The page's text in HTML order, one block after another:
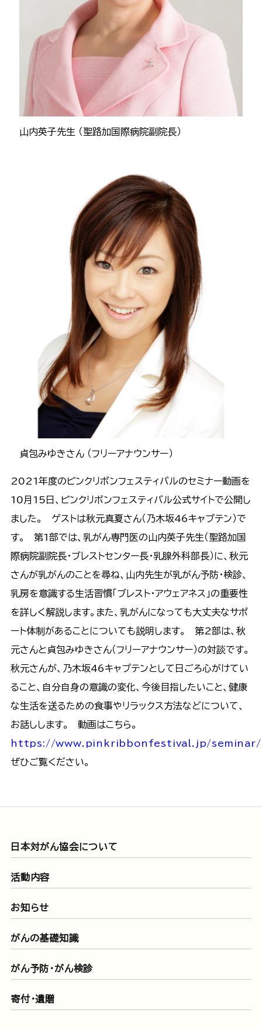
山内英子先生 （聖路加国際病院副院長）
貞包みゆきさん （フリーアナウンサー）
2021年度のピンクリボンフェスティバルのセミナー動画を
10月15日、ピンクリボンフェスティバル公式サイトで公開し
ました。 ゲストは秋元真夏さん（乃木坂46キャプテン）で
す。 第1部では、乳がん専門医の山内英子先生（聖路加国
際病院副院長・ブレストセンター長・乳腺外科部長）に、秋元
さんが乳がんのことを尋ね、山内先生が乳がん予防・検診、
乳房を意識する生活習慣「ブレスト・アウェアネス」の重要性
を詳しく解説します。また、乳がんになっても大丈夫なサポ
ート体制があることについても説明します。 第2部は、秋
元さんと貞包みゆきさん（フリーアナウンサー）の対談です。
秋元さんが、乃木坂46キャプテンとして日ごろ心がけてい
ること、自分自身の意識の変化、今後目指したいこと、健康
な生活を送るための食事やリラックス方法などについて、
お話しします。 動画はこちら。
https://www.pinkribbonfestival.jp/seminar/
ぜひご覧ください。
日本対がん協会について
活動内容
お知らせ
がんの基礎知識
がん予防・がん検診
寄付・遺贈